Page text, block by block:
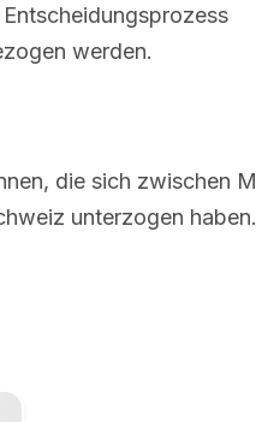
werden.
die sich zwischen
unterzogen haben.